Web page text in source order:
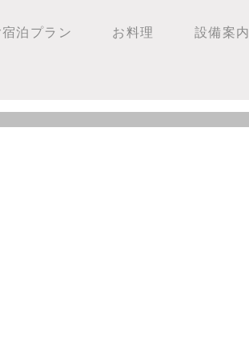
宿泊プラン お料理 設備案内